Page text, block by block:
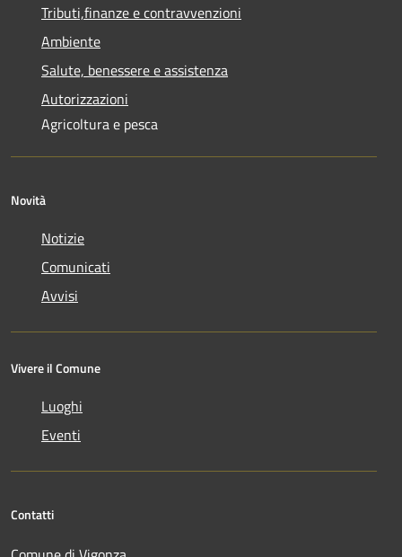
Tributi,finanze e contravvenzioni
Ambiente
Salute, benessere e assistenza
Autorizzazioni
Agricoltura e pesca
Novità
Notizie
Comunicati
Avvisi
Vivere il Comune
Luoghi
Eventi
Contatti